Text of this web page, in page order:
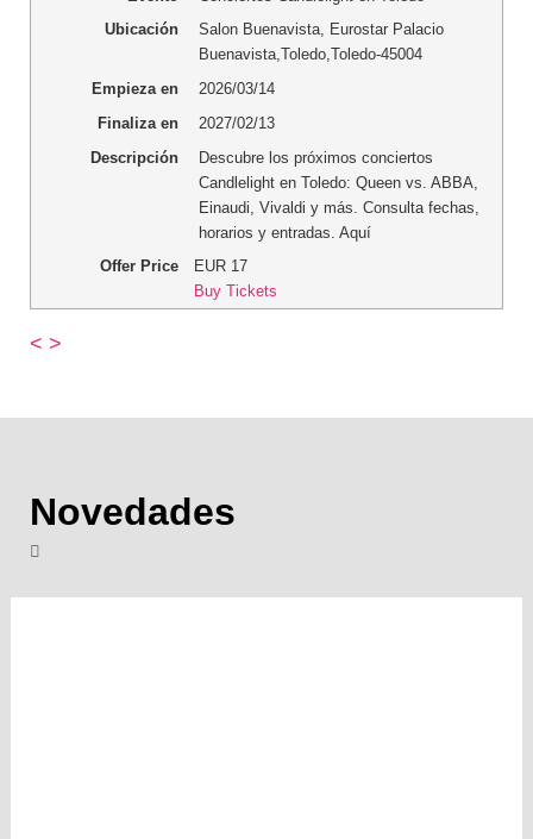
Ubicación
Salon Buenavista, Eurostar Palacio
Buenavista,Toledo,Toledo-45004
Empieza en
2026/03/14
Finaliza en
2027/02/13
Descripción
Descubre los próximos conciertos
Candlelight en Toledo: Queen vs. ABBA,
Einaudi, Vivaldi y más. Consulta fechas,
horarios y entradas. Aquí
Offer Price
EUR 17
Buy Tickets
< >
Novedades